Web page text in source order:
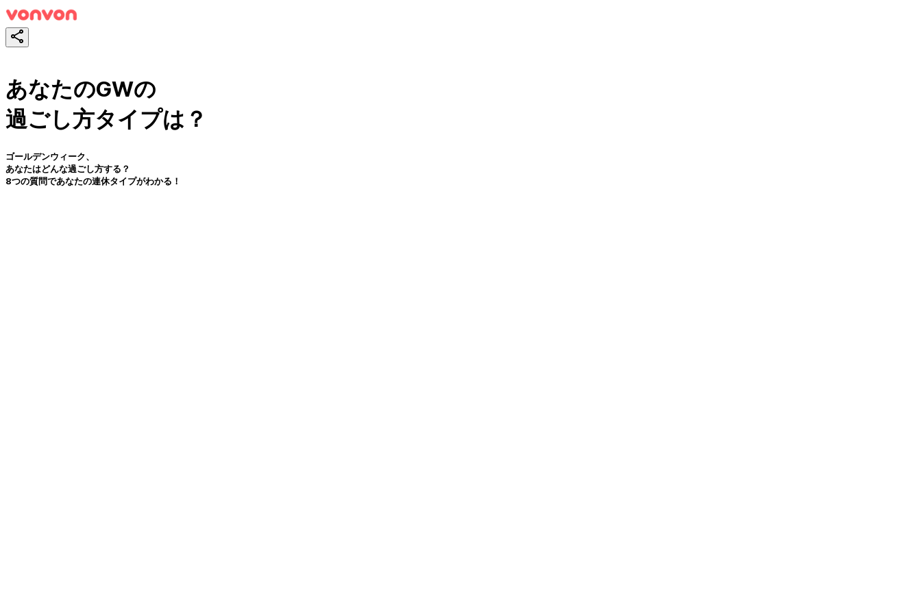
あなたのGWの
過ごし方タイプは？
ゴールデンウィーク、
あなたはどんな過ごし方する？
8つの質問であなたの連休タイプがわかる！